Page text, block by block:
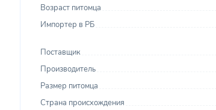
Возраст питомца
Импортер в РБ
Поставщик
Производитель
Размер питомца
Страна происхождения